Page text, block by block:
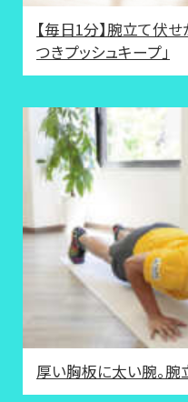
【毎日1分】腕立て伏
つきプッシュキープ」
厚い胸板に太い腕。腕